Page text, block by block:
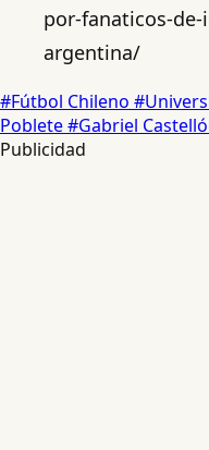
por-fanaticos-
argentina/
#Fútbol Chileno
Poblete#Gabriel
Publicidad